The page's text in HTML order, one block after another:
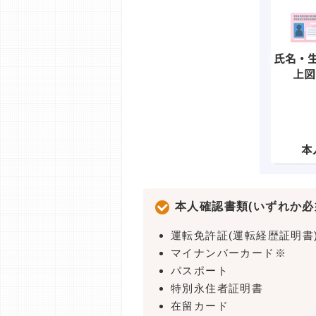
本人確認書類(いずれか
運転免許証(運転経歴証明
マイナンバーカード※
パスポート
特別永住者証明書
在留カード